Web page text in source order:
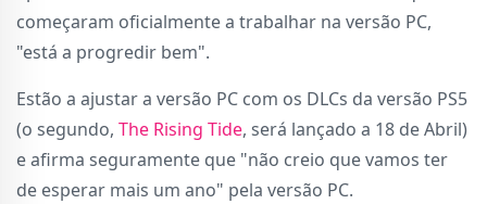
começaram oficialmente a trabalhar na versão PC,
"está a progredir bem".
Estão a ajustar a versão PC com os DLCs da versão PS5
(o segundo, The Rising Tide, será lançado a 18 de Abril)
e afirma seguramente que "não creio que vamos ter
de esperar mais um ano" pela versão PC.